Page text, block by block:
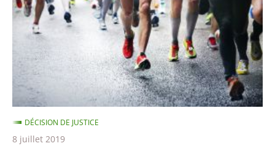
Calvin
DÉCISION DE JUSTICE
8 juillet 2019